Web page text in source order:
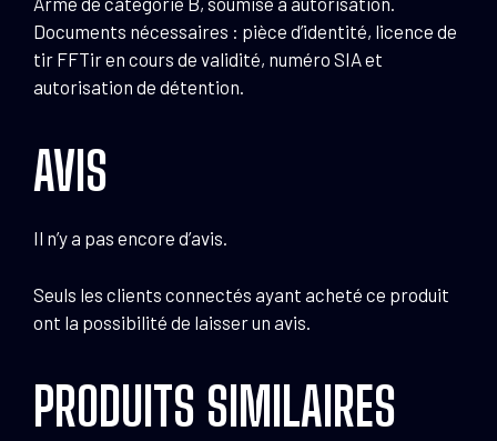
Documents nécessaires : pièce d’identité, licence de
tir FFTir en cours de validité, numéro SIA et
autorisation de détention.
AVIS
Il n’y a pas encore d’avis.
Seuls les clients connectés ayant acheté ce produit
ont la possibilité de laisser un avis.
PRODUITS SIMILAIRES